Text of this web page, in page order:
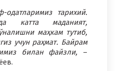
тарихий.
катта маданият,
маҳкам тутиб,
учун раҳмат. Байрам
билан файзли, –